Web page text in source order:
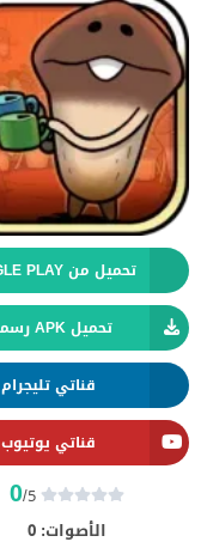
تحميل من GOOGLE PLAY
تحميل APK رسمي
قناتي تليجرام
قناتي يوتيوب
0/5
الأصوات: 0